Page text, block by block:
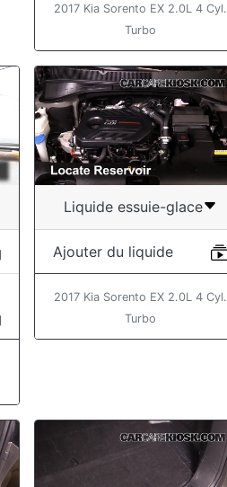
2017 Kia Sorento EX 2.0L 4 Cyl.
Turbo
Liquide essuie-glace
Ajouter du liquide
2017 Kia Sorento EX 2.0L 4 Cyl.
Turbo